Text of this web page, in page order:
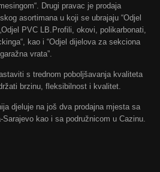
Drugi pravac je prodaja
asortimana u koji se ubrajaju “Odjel
PVC LB.Profili, okovi, polikarbonati,
kao i “Odjel dijelova za sekciona
garažna vrata”.
s trednom poboljšavanja kvaliteta
brzinu, fleksibilnost i kvalitet.
djeluje na još dva prodajna mjesta sa
kao i sa podružnicom u Cazinu.